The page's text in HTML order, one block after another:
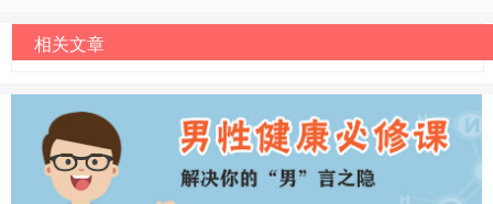
相关文章